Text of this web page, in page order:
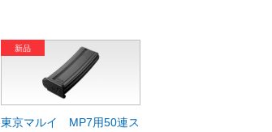
東京マルイ MP7用50連ス